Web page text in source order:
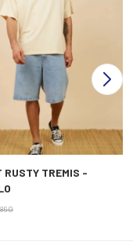
RUSTY TREMIS -
890